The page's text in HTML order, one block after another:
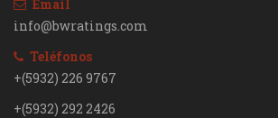
Email
info@bwratings.com
Teléfonos
+(5932) 226 9767
+(5932) 292 2426